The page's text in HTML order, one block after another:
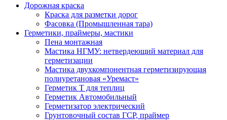
Дорожная краска
Краска для разметки дорог
Фасовка (Промышленная тара)
Герметики, праймеры, мастики
Пена монтажная
Мастика НГМУ: нетвердеющий материал для
герметизации
Мастика двухкомпонентная герметизирующая
полиуретановая «Уремаст»
Герметик Т для теплиц
Герметик Автомобильный
Герметизатор электрический
Грунтовочный состав ГСР, праймер